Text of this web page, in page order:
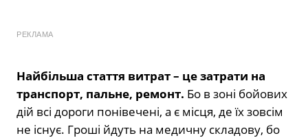
РЕКЛАМА
Найбільша стаття витрат – це затрати на
транспорт, пальне, ремонт. Бо в зоні бойових
дій всі дороги понівечені, а є місця, де їх зовсім
не існує. Гроші йдуть на медичну складову, бо